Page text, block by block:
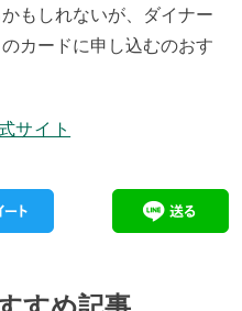
もしれないが、ダイナー
カードに申し込むのおす
サイト